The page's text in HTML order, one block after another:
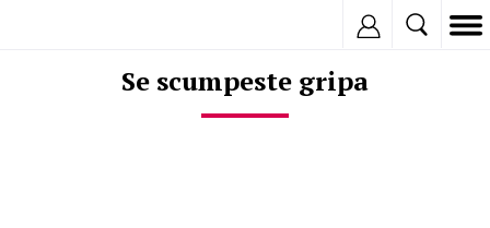
Se scumpeste gripa